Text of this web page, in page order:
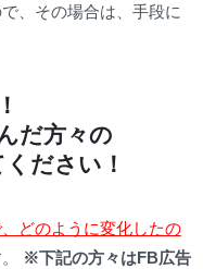
、その場合は、手段に
だ方々の
ださい！
どのように変化したの
※下記の方々はFB広告